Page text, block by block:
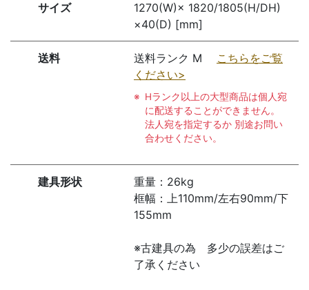
サイズ
1270(W)× 1820/1805(H/DH)
×40(D) [mm]
送料 送料ランク M こちらをご覧
ください>
Hランク以上の大型商品は個人宛
に配送することができません。
法人宛を指定するか 別途お問い
合わせください。
建具形状
重量：26kg
框幅：上110mm/左右90mm/下
155mm
※古建具の為 多少の誤差はご
了承ください